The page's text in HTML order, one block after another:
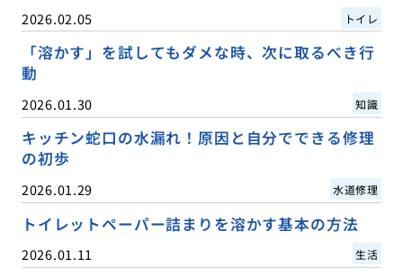
2026.02.05 トイレ
「溶かす」を試してもダメな時、次に取るべき行
動
2026.01.30 知識
キッチン蛇口の水漏れ！原因と自分でできる修理
の初歩
2026.01.29 水道修理
トイレットペーパー詰まりを溶かす基本の方法
2026.01.11 生活